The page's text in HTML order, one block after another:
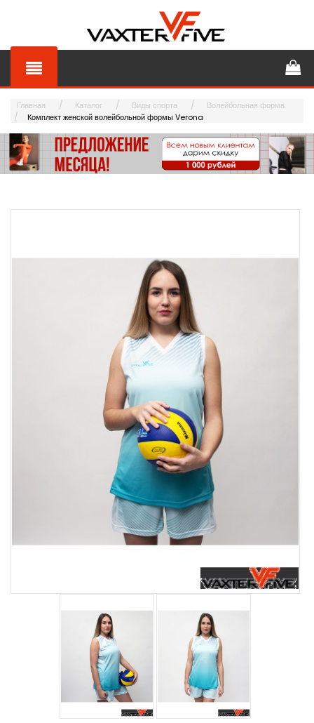
Главная Каталог Виды спорта
Волейбольная форма
Комплект женской волейбольной формы Verona